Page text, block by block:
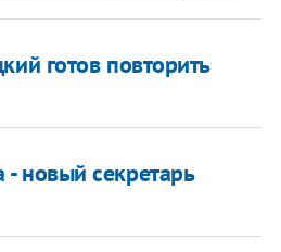
готов повторить
- новый секретарь